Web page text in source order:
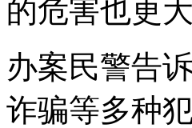
的危害也更大
办案民警告
诈骗等多种